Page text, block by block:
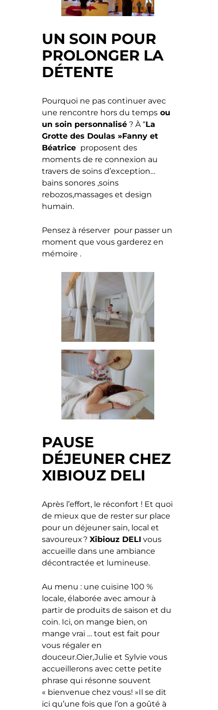
UN SOIN POUR
PROLONGER LA
DÉTENTE
Pourquoi ne pas continuer avec
une rencontre hors du temps ou
un soin personnalisé ? À “La
Grotte des Doulas »Fanny et
Béatrice proposent des
moments de re connexion au
travers de soins d’exception…
bains sonores ,soins
rebozos,massages et design
humain.
Pensez à réserver pour passer un
moment que vous garderez en
mémoire .
PAUSE
DÉJEUNER CHEZ
XIBIOUZ DELI
Après l’effort, le réconfort ! Et quoi
de mieux que de rester sur place
pour un déjeuner sain, local et
savoureux ?Xibiouz DELI vous
accueille dans une ambiance
décontractée et lumineuse.
Au menu : une cuisine 100 %
locale, élaborée avec amour à
partir de produits de saison et du
coin. Ici, on mange bien, on
mange vrai … tout est fait pour
vous régaler en
douceur.Oier,Julie et Sylvie vous
accueillerons avec cette petite
phrase qui résonne souvent
« bienvenue chez vous! »Il se dit
ici qu’une fois que l’on a goûté à